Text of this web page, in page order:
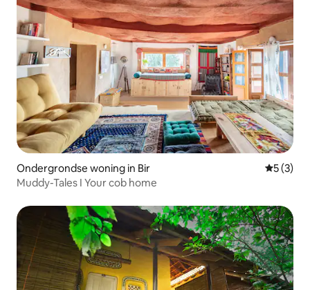
Ondergrondse woning in Bir
5 (3)
Muddy-Tales I Your cob home